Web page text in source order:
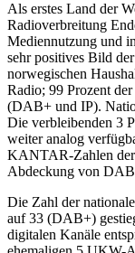
Als erstes Land der
Radioverbreitung
Mediennutzung und
sehr positives Bild
norwegischen
Radio; 99 Prozent
(DAB+ und IP).
Die verbleibenden 3
weiter analog
KANTAR-Zahlen
Abdeckung von
Die Zahl der
auf 33 (DAB+)
digitalen Kanäle